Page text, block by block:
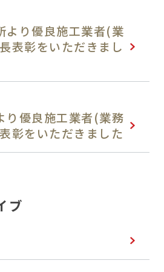
い合わせ
採用情報
より優良施工業者(業
表彰をいただきまし
り優良施工業者(業務
彰をいただきました
ブ